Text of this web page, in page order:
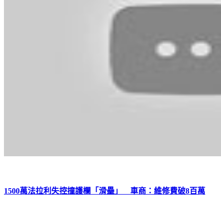
1500萬法拉利失控撞護欄「滑壘」 車商：維修費破8百萬